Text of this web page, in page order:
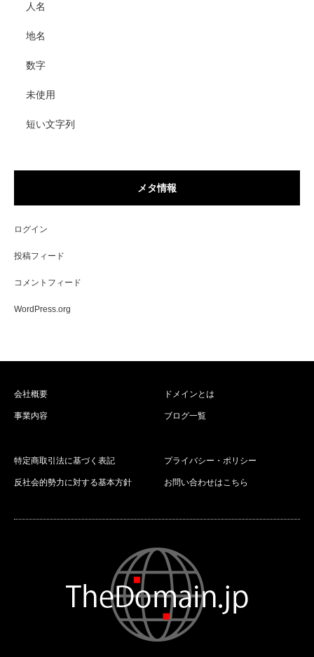
人名
地名
数字
未使用
短い文字列
メタ情報
ログイン
投稿フィード
コメントフィード
WordPress.org
会社概要
事業内容
ドメインとは
ブログ一覧
特定商取引法に基づく表記
反社会的勢力に対する基本方針
プライバシー・ポリシー
お問い合わせはこちら